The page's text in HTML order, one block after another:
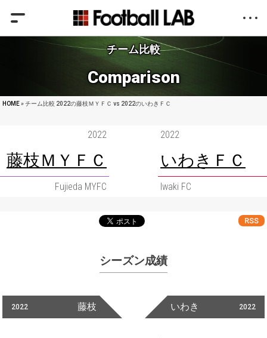
チーム比較
Comparison
HOME» チーム比較 2022の藤枝ＭＹＦＣ vs 2022のいわきＦＣ
2022 2022
藤枝ＭＹＦＣ いわきＦＣ
Fujieda MYFC Iwaki FC
RSS
シーズン成績
2022 藤枝 2022
いわき